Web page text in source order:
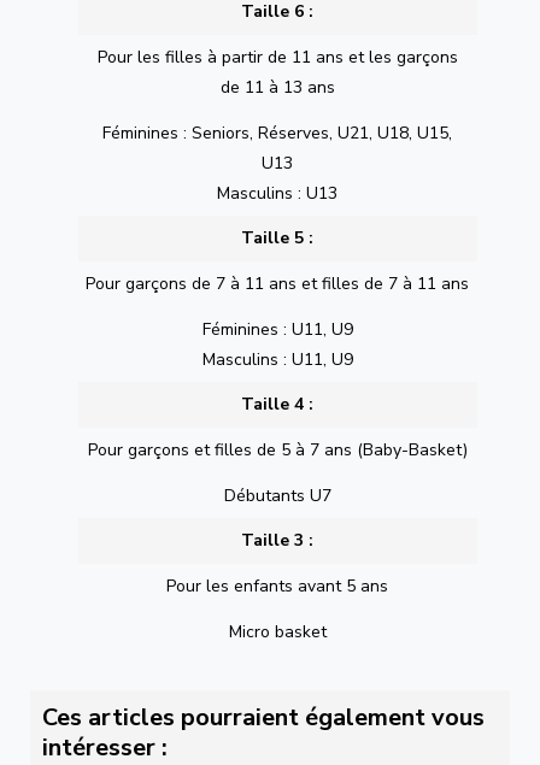
Taille 6 :
Pour les filles à partir de 11 ans et les garçons
de 11 à 13 ans
Féminines : Seniors, Réserves, U21, U18, U15,
U13
Masculins : U13
Taille 5 :
Pour garçons de 7 à 11 ans et filles de 7 à 11 ans
Féminines : U11, U9
Masculins : U11, U9
Taille 4 :
Pour garçons et filles de 5 à 7 ans (Baby-Basket)
Débutants U7
Taille 3 :
Pour les enfants avant 5 ans
Micro basket
Ces articles pourraient également vous
intéresser :